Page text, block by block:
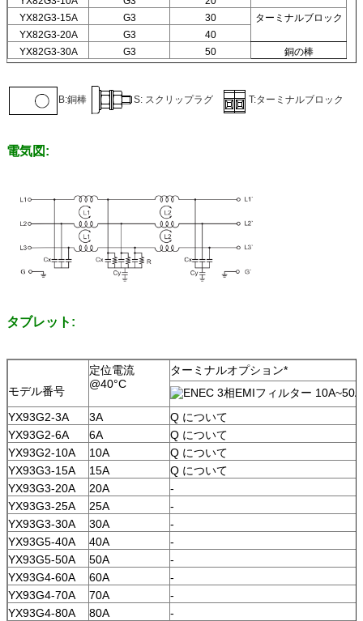
YX82G3-15A
G3 30
ターミナルブロック
YX82G3-20A
G3
40
YX82G3-30A
G3 50 銅の棒
B:銅棒 S: スクリップラグ T:ターミナルブロック
電気図:
タブレット:
モデル番号
定位電流
@40°C
ターミナルオプション*
YX93G2-3A 3A
Q について
YX93G2-6A
6A
Q について
YX93G2-10A
10A
Q について
YX93G3-15A
15A
Q について
YX93G3-20A
20A
-
YX93G3-25A
25A
-
YX93G3-30A
30A
-
YX93G5-40A
40A
-
YX93G5-50A
50A
-
YX93G4-60A
60A
-
YX93G4-70A
70A
-
YX93G4-80A
80A
-